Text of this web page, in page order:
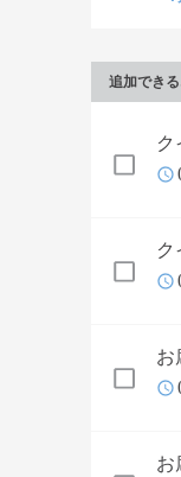
追加でき
ク
ク
お
お